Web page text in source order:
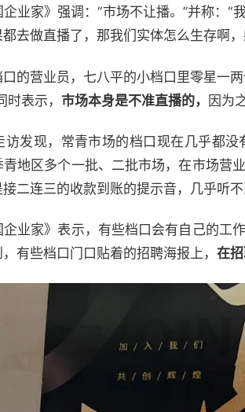
业家》强调：“市场不让播。”并称：
去做直播了，那我们实体怎么生存啊
的营业员，七八平的小档口里零星一
时表示， 市场本身是不准直播的， 因为
访发现，常青市场的档口现在几乎都
地区多个一批、二批市场，在市场营
二连三的收款到账的提示音，几乎听不
业家》表示，有些档口会有自己的工
有些档口门口贴着的招聘海报上， 在